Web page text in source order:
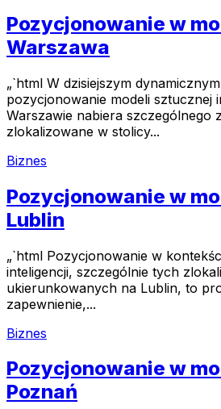
Pozycjonowanie w
Warszawa
„`html W dzisiejszym
pozycjonowanie modeli sztucznej
Warszawie nabiera szczególnego
zlokalizowane w stolicy...
Biznes
Pozycjonowanie w
Lublin
„`html Pozycjonowanie w
inteligencji, szczególnie tych
ukierunkowanych na Lublin, to
zapewnienie,...
Biznes
Pozycjonowanie w
Poznań